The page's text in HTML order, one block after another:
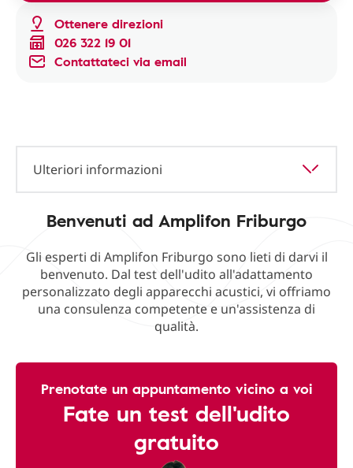
Ottenere direzioni
026 322 19 01
Contattateci via email
Ulteriori informazioni
Benvenuti ad Amplifon Friburgo
Gli esperti di Amplifon Friburgo sono lieti di darvi il
benvenuto. Dal test dell'udito all'adattamento
personalizzato degli apparecchi acustici, vi offriamo
una consulenza competente e un'assistenza di
qualità.
Prenotate un appuntamento vicino a voi
Fate un test dell'udito
gratuito